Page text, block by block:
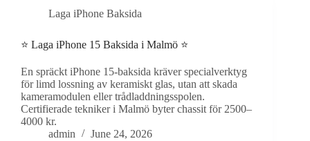
Laga iPhone Baksida
⭐ Laga iPhone 15 Baksida i Malmö ⭐
En spräckt iPhone 15-baksida kräver specialverktyg
för limd lossning av keramiskt glas, utan att skada
kameramodulen eller trådladdningsspolen.
Certifierade tekniker i Malmö byter chassit för 2500–
4000 kr.
admin
June 24, 2026